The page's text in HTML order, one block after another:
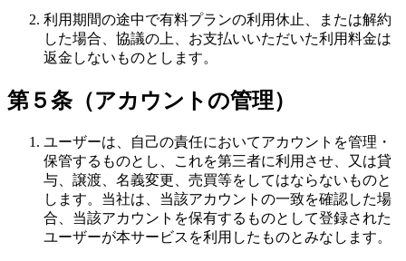
利用期間の途中で有料プランの利用休止、または解約
した場合、協議の上、お支払いいただいた利用料金は
返金しないものとします。
第５条（アカウントの管理）
ユーザーは、自己の責任においてアカウントを管理・
保管するものとし、これを第三者に利用させ、又は貸
与、譲渡、名義変更、売買等をしてはならないものと
します。当社は、当該アカウントの一致を確認した場
合、当該アカウントを保有するものとして登録された
ユーザーが本サービスを利用したものとみなします。